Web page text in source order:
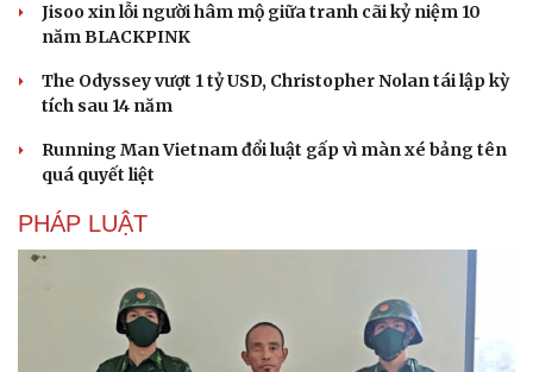
Jisoo xin lỗi người hâm mộ giữa tranh cãi kỷ niệm 10
năm BLACKPINK
The Odyssey vượt 1 tỷ USD, Christopher Nolan tái lập kỳ
tích sau 14 năm
Running Man Vietnam đổi luật gấp vì màn xé bảng tên
quá quyết liệt
PHÁP LUẬT